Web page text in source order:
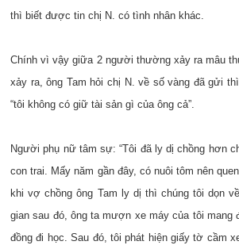
thì biết được tin chị N. có tình nhân khác.
Chính vì vậy giữa 2 người thường xảy ra mâu
xảy ra, ông Tam hỏi chị N. về số vàng đã gửi
“tôi không có giữ tài sản gì của ông cả”.
Người phụ nữ tâm sự: “Tôi đã ly dị chồng hơn
con trai. Mấy năm gần đây, có nuôi tôm nên
khi vợ chồng ông Tam ly dị thì chúng tôi dọn
gian sau đó, ông ta mượn xe máy của tôi mang
đồng đi học. Sau đó, tôi phát hiện giấy tờ cầm